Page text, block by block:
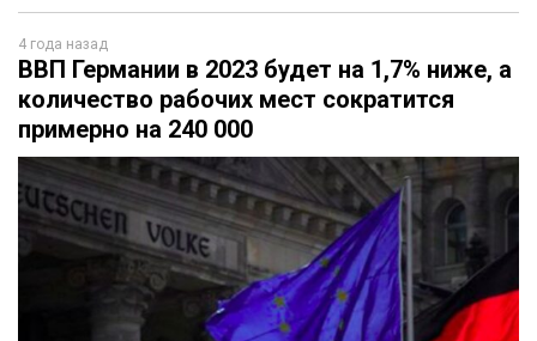
4 года назад
ВВП Германии в 2023 будет на 1,7% ниже, а
количество рабочих мест сократится
примерно на 240 000